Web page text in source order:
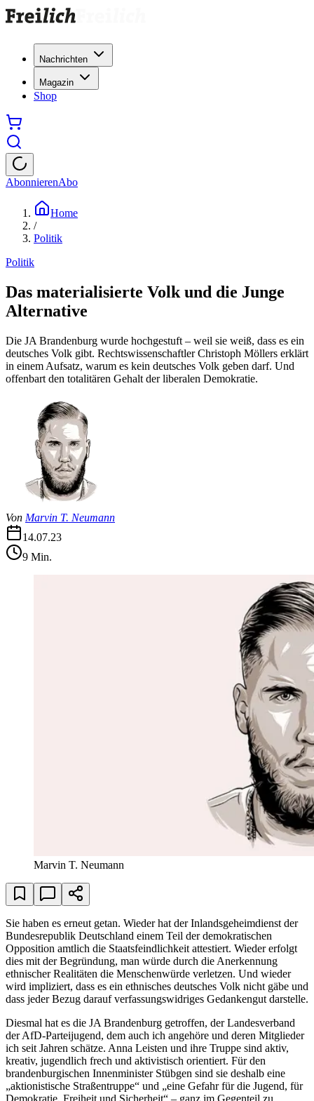
Nachrichten
Magazin
Shop
AbonnierenAbo
Home
/
Politik
Politik
Das materialisierte Volk und die Junge
Alternative
Die JA Brandenburg wurde hochgestuft – weil sie weiß, dass es ein
deutsches Volk gibt. Rechtswissenschaftler Christoph Möllers erklärt
in einem Aufsatz, warum es kein deutsches Volk geben darf. Und
offenbart den totalitären Gehalt der liberalen Demokratie.
Von Marvin T. Neumann
14.07.23
9 Min.
Marvin T. Neumann
Sie haben es erneut getan. Wieder hat der Inlandsgeheimdienst der
Bundesrepublik Deutschland einem Teil der demokratischen
Opposition amtlich die Staatsfeindlichkeit attestiert. Wieder erfolgt
dies mit der Begründung, man würde durch die Anerkennung
ethnischer Realitäten die Menschenwürde verletzen. Und wieder
wird impliziert, dass es ein ethnisches deutsches Volk nicht gäbe und
dass jeder Bezug darauf verfassungswidriges Gedankengut darstelle.
Diesmal hat es die JA Brandenburg getroffen, der Landesverband
der AfD-Parteijugend, dem auch ich angehöre und deren Mitglieder
ich seit Jahren schätze. Anna Leisten und ihre Truppe sind aktiv,
kreativ, jugendlich frech und aktivistisch orientiert. Für den
brandenburgischen Innenminister Stübgen sind sie deshalb eine
„aktionistische Straßentruppe“ und „eine Gefahr für die Jugend, für
Demokratie, Freiheit und Sicherheit“ – ganz im Gegenteil zu